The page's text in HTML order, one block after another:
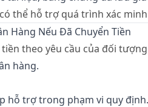
thể hỗ trợ quá trình xác minh
Hàng Nếu Đã Chuyển Tiền
theo yêu cầu của đối
hàng.
hỗ trợ trong phạm vi quy định.